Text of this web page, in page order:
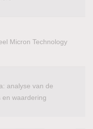
Micron Technology
analyse van de
en waardering